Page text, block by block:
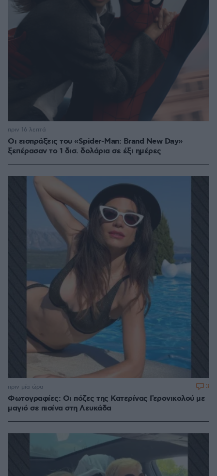
Οι εισπράξεις του «Spider-Man: Brand New Day»
ξεπέρασαν το 1 δισ. δολάρια σε έξι ημέρες
πριν 16 λεπτά
Φωτογραφίες: Οι πόζες της Κατερίνας Γερονικολού με
μαγιό σε πισίνα στη Λευκάδα
πριν μία ώρα 3